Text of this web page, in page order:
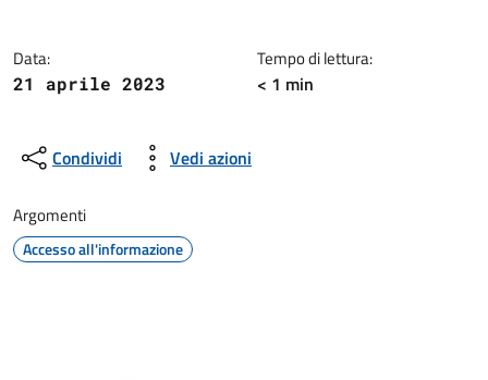
Data:
21 aprile 2023
Tempo di lettura:
< 1 min
Condividi Vedi azioni
Argomenti
Accesso all'informazione